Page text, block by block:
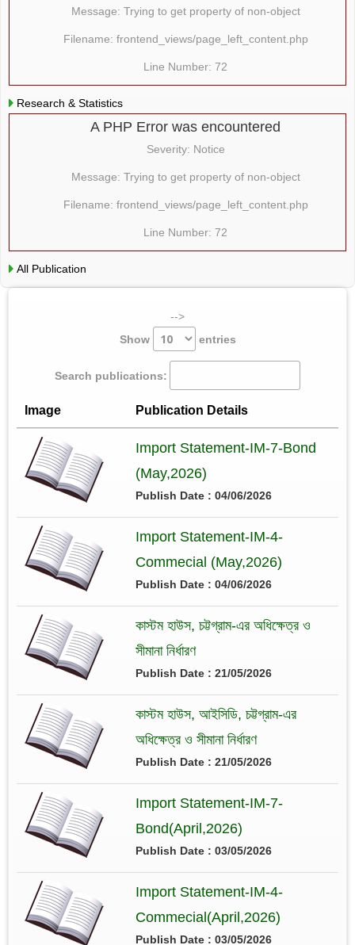
Message: Trying to get property of non-object
Filename: frontend_views/page_left_content.php
Line Number: 72
Research & Statistics
A PHP Error was encountered
Severity: Notice
Message: Trying to get property of non-object
Filename: frontend_views/page_left_content.php
Line Number: 72
All Publication
-->
Show
entries
Search publications:
Image Publication Details
Import Statement-IM-7-Bond
(May,2026)
Publish Date : 04/06/2026
Import Statement-IM-4-
Commecial (May,2026)
Publish Date : 04/06/2026
কাস্টম হাউস, চট্টগ্রাম-এর অধিক্ষেত্র ও
সীমানা নির্ধারণ
Publish Date : 21/05/2026
কাস্টম হাউস, আইসিডি, চট্টগ্রাম-এর
অধিক্ষেত্র ও সীমানা নির্ধারণ
Publish Date : 21/05/2026
Import Statement-IM-7-
Bond(April,2026)
Publish Date : 03/05/2026
Import Statement-IM-4-
Commecial(April,2026)
Publish Date : 03/05/2026